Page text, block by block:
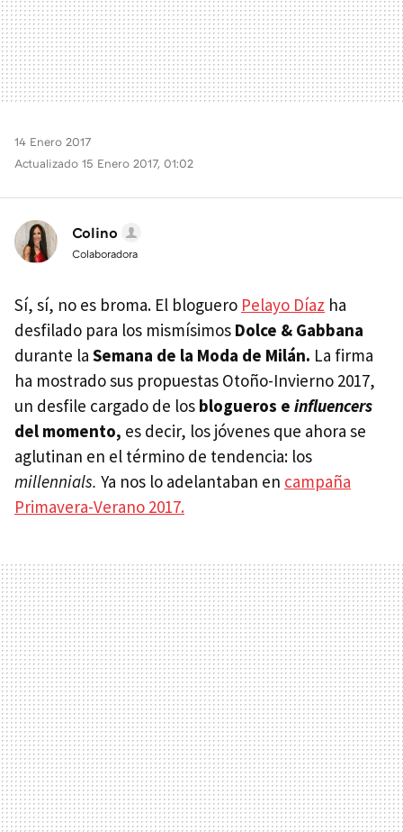
14 Enero 2017
Actualizado 15 Enero 2017, 01:02
Colino
Colaboradora
Sí, sí, no es broma. El bloguero Pelayo Díaz ha
desfilado para los mismísimos Dolce & Gabbana
durante la Semana de la Moda de Milán. La firma
ha mostrado sus propuestas Otoño-Invierno 2017,
un desfile cargado de los blogueros e influencers
del momento, es decir, los jóvenes que ahora se
aglutinan en el término de tendencia: los
millennials. Ya nos lo adelantaban en campaña
Primavera-Verano 2017.